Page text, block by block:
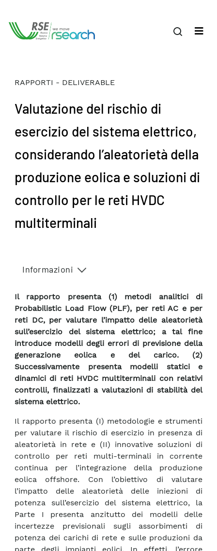
RAPPORTI - DELIVERABLE
Valutazione del rischio di
esercizio del sistema elettrico,
considerando l’aleatorietà della
produzione eolica e soluzioni di
controllo per le reti HVDC
multiterminali
Informazioni
Il rapporto presenta (1) metodi analitici di
Probabilistic Load Flow (PLF), per reti AC e per
reti DC, per valutare l’impatto delle aleatorietà
sull’esercizio del sistema elettrico; a tal fine
introduce modelli degli errori di previsione della
generazione eolica e del carico. (2)
Successivamente presenta modelli statici e
dinamici di reti HVDC multiterminali con relativi
controlli, finalizzati a valutazioni di stabilità del
sistema elettrico.
Il rapporto presenta (I) metodologie e strumenti
per valutare il rischio di esercizio in presenza di
aleatorietà in rete e (II) innovative soluzioni di
controllo per reti multi-terminali in corrente
continua per l’integrazione della produzione
eolica offshore. Con l’obiettivo di valutare
l’impatto delle aleatorietà delle iniezioni di
potenza sull’esercizio del sistema elettrico, la
Parte I presenta anzitutto dei modelli delle
incertezze previsionali sugli assorbimenti di
potenza dei carichi di rete e sulle produzioni da